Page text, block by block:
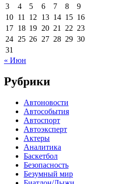
3
4 5 6 7 8
9
10 11 12 13 14 15 16
17 18 19 20 21 22 23
24 25 26 27 28 29 30
31
« Июн
Рубрики
Автоновости
Автособытия
Автоспорт
Автоэксперт
Актеры
Аналитика
Баскетбол
Безопасность
Безумный мир